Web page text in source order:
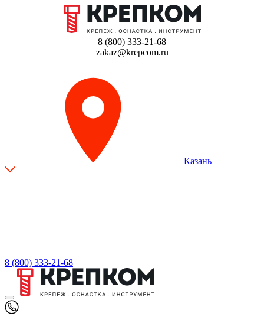
8 (800) 333-21-68
zakaz@krepcom.ru
Казань
8 (800) 333-21-68